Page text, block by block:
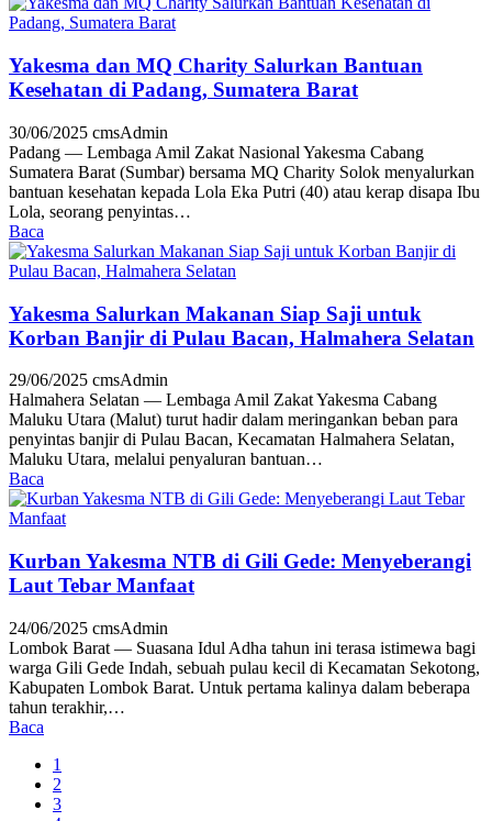
Yakesma dan MQ Charity Salurkan Bantuan
Kesehatan di Padang, Sumatera Barat
30/06/2025 cmsAdmin
Padang — Lembaga Amil Zakat Nasional Yakesma Cabang
Sumatera Barat (Sumbar) bersama MQ Charity Solok menyalurkan
bantuan kesehatan kepada Lola Eka Putri (40) atau kerap disapa Ibu
Lola, seorang penyintas…
Baca
Yakesma Salurkan Makanan Siap Saji untuk
Korban Banjir di Pulau Bacan, Halmahera Selatan
29/06/2025 cmsAdmin
Halmahera Selatan — Lembaga Amil Zakat Yakesma Cabang
Maluku Utara (Malut) turut hadir dalam meringankan beban para
penyintas banjir di Pulau Bacan, Kecamatan Halmahera Selatan,
Maluku Utara, melalui penyaluran bantuan…
Baca
Kurban Yakesma NTB di Gili Gede: Menyeberangi
Laut Tebar Manfaat
24/06/2025 cmsAdmin
Lombok Barat — Suasana Idul Adha tahun ini terasa istimewa bagi
warga Gili Gede Indah, sebuah pulau kecil di Kecamatan Sekotong,
Kabupaten Lombok Barat. Untuk pertama kalinya dalam beberapa
tahun terakhir,…
Baca
1
2
3